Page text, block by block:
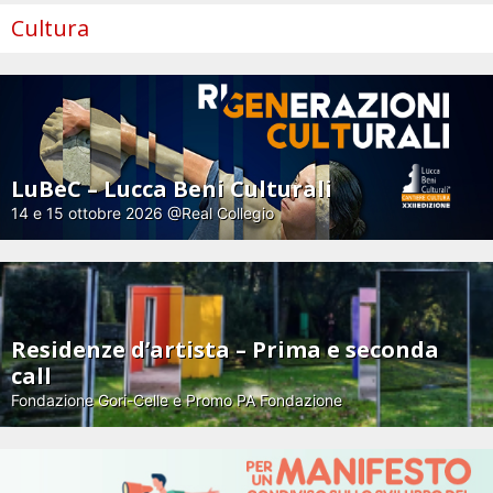
Cultura
LuBeC – Lucca Beni Culturali
14 e 15 ottobre 2026 @Real Collegio
Residenze d’artista – Prima e seconda
call
Fondazione Gori-Celle e Promo PA Fondazione